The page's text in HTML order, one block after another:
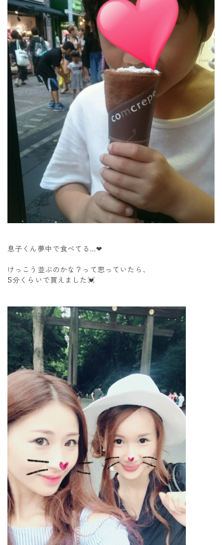
息子くん夢中で食べてる…❤
けっこう並ぶのかな？って思っていたら、
5分くらいで買えました💓